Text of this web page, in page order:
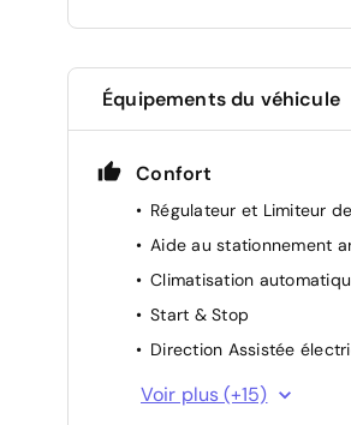
Équipements du véhicule
Confort
Régulateur et Limiteur
Aide au stationnement
Climatisation
Start & Stop
Direction Assistée
Rétroviseurs extérieurs
électriquement
Voir plus (+15)